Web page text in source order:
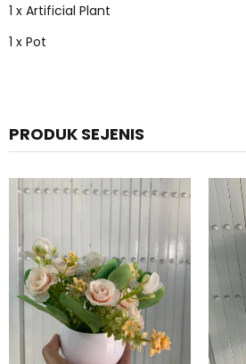
1 x Artificial Plant
1 x Pot
PRODUK SEJENIS